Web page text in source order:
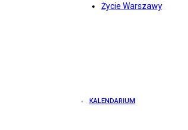
Życie Warszawy
KALENDARIUM